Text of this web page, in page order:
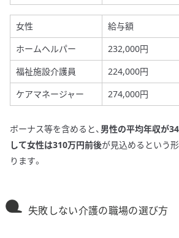
女性 給与額
ホームヘルパー
232,000円
福祉施設介護員
224,000円
ケアマネージャー
274,000円
ボーナス等を含めると、 男性の平均年収が
して女性は310万円前後が見込めるという
ります。
失敗しない介護の職場の選び方